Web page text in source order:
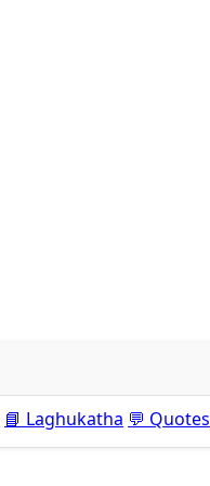
📘 Laghukatha 💬 Quotes